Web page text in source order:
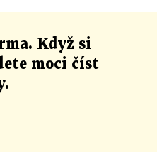
Když si
moci číst
.